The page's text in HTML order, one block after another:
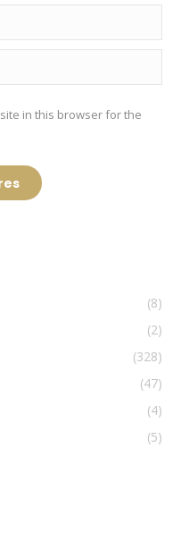
in this browser for the
(8)
(2)
(328)
(47)
(4)
(5)